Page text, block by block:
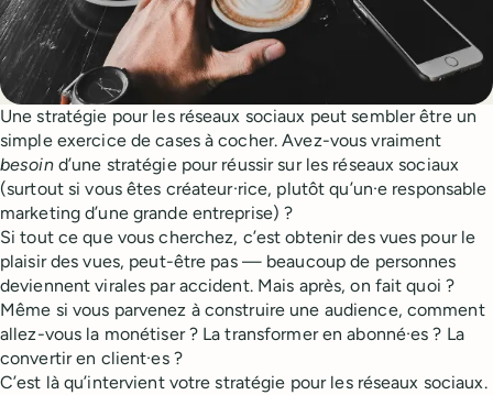
Une stratégie pour les réseaux sociaux peut sembler être un
simple exercice de cases à cocher. Avez-vous vraiment
besoind’une stratégie pour réussir sur les réseaux sociaux
(surtout si vous êtes créateur·rice, plutôt qu’un·e responsable
marketing d’une grande entreprise) ?
Si tout ce que vous cherchez, c’est obtenir des vues pour le
plaisir des vues, peut-être pas — beaucoup de personnes
deviennent virales par accident. Mais après, on fait quoi ?
Même si vous parvenez à construire une audience, comment
allez-vous la monétiser ? La transformer en abonné·es ? La
convertir en client·es ?
C’est là qu’intervient votre stratégie pour les réseaux sociaux.